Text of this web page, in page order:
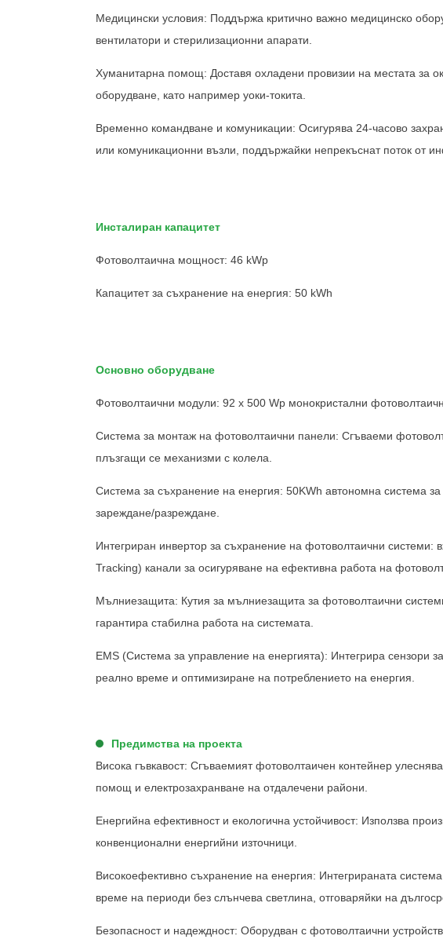
Медицински условия: Поддържа критично важно медицинско
вентилатори и стерилизационни апарати.
Хуманитарна помощ: Доставя охладени провизии на местата за
оборудване, като например уоки-токита.
Временно командване и комуникации: Осигурява 24-часово
или комуникационни възли, поддържайки непрекъснат поток от
Инсталиран капацитет
Фотоволтаична мощност: 46 kWp
Капацитет за съхранение на енергия: 50 kWh
Основно оборудване
Фотоволтаични модули: 92 x 500 Wp монокристални
Система за монтаж на фотоволтаични панели: Сгъваеми
плъзгащи се механизми с колела.
Система за съхранение на енергия: 50KWh автономна система
зареждане/разреждане.
Интегриран инвертор за съхранение на фотоволтаични
Tracking) канали за осигуряване на ефективна работа на
Мълниезащита: Кутия за мълниезащита за фотоволтаични
гарантира стабилна работа на системата.
EMS (Система за управление на енергията): Интегрира сензори
реално време и оптимизиране на потреблението на енергия.
Предимства на проекта
Висока гъвкавост: Сгъваемият фотоволтаичен контейнер
помощ и електрозахранване на отдалечени райони.
Енергийна ефективност и екологична устойчивост: Използва
конвенционални енергийни източници.
Високоефективно съхранение на енергия: Интегрираната
време на периоди без слънчева светлина, отговаряйки на
Безопасност и надеждност: Оборудван с фотоволтаични
chinahuijue@gmail.com